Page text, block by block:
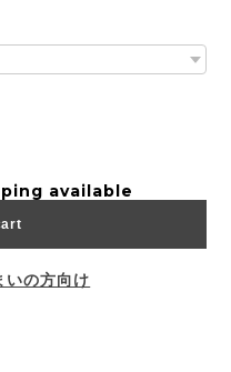
available
いの方向け